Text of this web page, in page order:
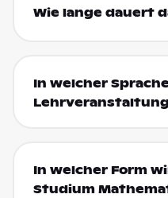
Wie lange dauert
In welcher
In welcher Form
Studium